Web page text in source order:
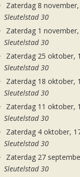
Zaterdag 8
Sleutelstad 30
Zaterdag 1
Sleutelstad 30
Zaterdag 25 oktober,
Sleutelstad 30
Zaterdag 18 oktober,
Sleutelstad 30
Zaterdag 11 oktober,
Sleutelstad 30
Zaterdag 4 oktober,
Sleutelstad 30
Zaterdag 27
Sleutelstad 30